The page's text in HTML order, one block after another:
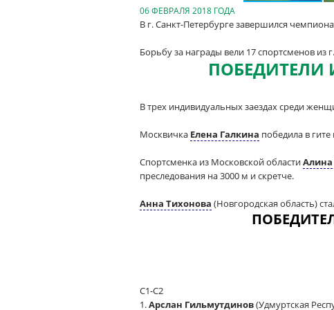
06 ФЕВРАЛЯ 2018 ГОДА
В г. Санкт-Петербурге завершился
Борьбу за награды вели 17 спортсменов
В трех индивидуальных заездах среди
Москвичка Елена Галкина победила в
Спортсменка из Московской области
преследования на 3000 м и скретче.
Анна Тихонова (Новгородская область)
С1-С2
1.Арслан Гильмутдинов(Удмуртская